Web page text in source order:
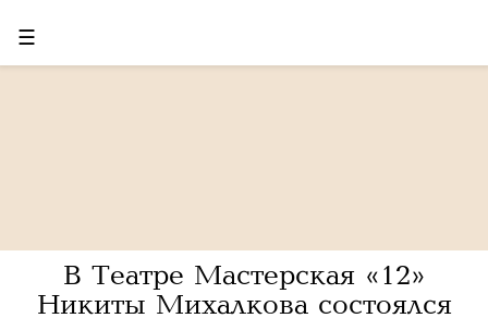
☰
В Театре Мастерская «12»
Никиты Михалкова состоялся